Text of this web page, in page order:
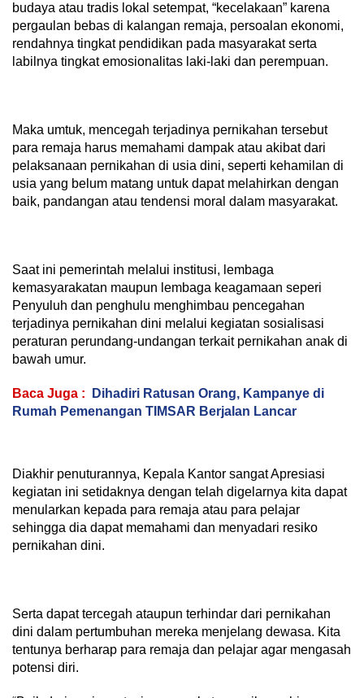
budaya atau tradis lokal setempat, “kecelakaan” karena
pergaulan bebas di kalangan remaja, persoalan ekonomi,
rendahnya tingkat pendidikan pada masyarakat serta
labilnya tingkat emosionalitas laki-laki dan perempuan.
Maka umtuk, mencegah terjadinya pernikahan tersebut
para remaja harus memahami dampak atau akibat dari
pelaksanaan pernikahan di usia dini, seperti kehamilan di
usia yang belum matang untuk dapat melahirkan dengan
baik, pandangan atau tendensi moral dalam masyarakat.
Saat ini pemerintah melalui institusi, lembaga
kemasyarakatan maupun lembaga keagamaan seperi
Penyuluh dan penghulu menghimbau pencegahan
terjadinya pernikahan dini melalui kegiatan sosialisasi
peraturan perundang-undangan terkait pernikahan anak di
bawah umur.
Baca Juga :
Dihadiri Ratusan Orang, Kampanye di
Rumah Pemenangan TIMSAR Berjalan Lancar
Diakhir penuturannya, Kepala Kantor sangat Apresiasi
kegiatan ini setidaknya dengan telah digelarnya kita dapat
menularkan kepada para remaja atau para pelajar
sehingga dia dapat memahami dan menyadari resiko
pernikahan dini.
Serta dapat tercegah ataupun terhindar dari pernikahan
dini dalam pertumbuhan mereka menjelang dewasa. Kita
tentunya berharap para remaja dan pelajar agar mengasah
potensi diri.